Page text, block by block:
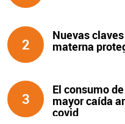
2
Nuevas
materna
3
El consumo
mayor caída
covid